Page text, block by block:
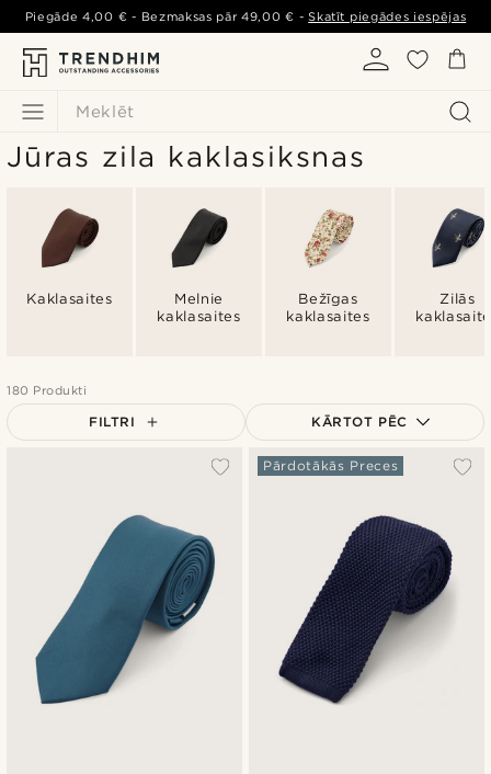
Meklēt
Piegāde4,00 € - Bezmaksas pār49,00 € -Skatīt piegādes iespējas
Jūras zila kaklasiksnas
Kaklasaites
Melnie
kaklasaites
Bežīgas
kaklasaites
Zilās
180 Produkti
FILTRI KĀRTOT PĒC
Vispopulārākais
Zemākā cena
Augstākā cena
Pārdotākās Preces